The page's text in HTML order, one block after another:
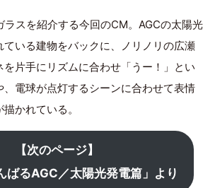
ラスを紹介する今回のCM。AGCの太陽光
いる建物をバックに、ノリノリの広瀬
を片手にリズムに合わせ「うー！」とい
、電球が点灯するシーンに合わせて表情
かれている。
【次のページ】
ばるAGC／太陽光発電篇」より